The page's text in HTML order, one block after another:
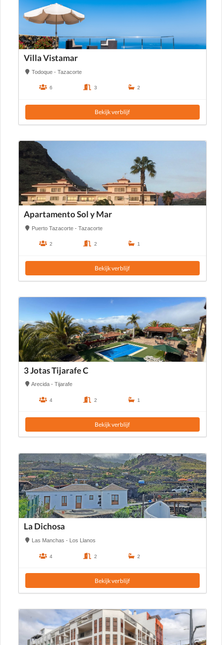
Villa Vistamar
Todoque - Tazacorte
6 3 2
Bekijk verblijf
Apartamento Sol y Mar
Puerto Tazacorte - Tazacorte
2 2 1
Bekijk verblijf
3 Jotas Tijarafe C
Arecida - Tijarafe
4 2 1
Bekijk verblijf
La Dichosa
Las Manchas - Los Llanos
4 2 2
Bekijk verblijf